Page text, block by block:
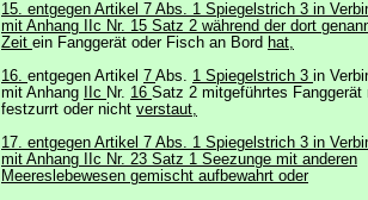
15. entgegen Artikel 7 Abs. 1 Spiegelstrich 3 in
mit Anhang IIc Nr. 15 Satz 2 während der dort
Zeit ein Fanggerät oder Fisch an Bord hat,
16. entgegen Artikel 7 Abs. 1 Spiegelstrich 3 in
mit Anhang
IIc Nr. 16 Satz 2 mitgeführtes Fanggerät
festzurrt oder nicht verstaut,
17. entgegen Artikel 7 Abs. 1 Spiegelstrich 3 in
mit Anhang IIc Nr. 23 Satz 1 Seezunge mit anderen
Meereslebewesen gemischt aufbewahrt oder